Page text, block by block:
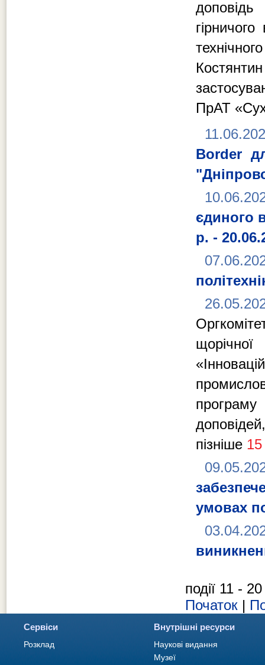
ПрАТ
Border
єдиного
р. -
щорічної
пізніше 15
умовах
події 11 -
Початок |
Сервіси
Розклад
Внутрішні ресурси
Наукові видання
Музеї